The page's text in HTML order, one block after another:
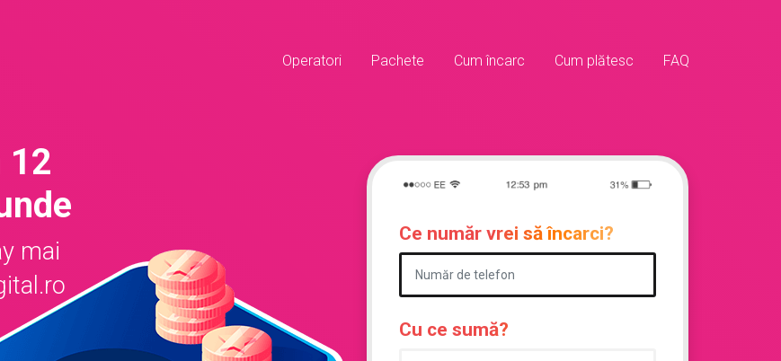
Operatori Pachete Cum încarc Cum plătesc FAQ
12
mai
Ce număr vrei să încarci?
Cu ce sumă?